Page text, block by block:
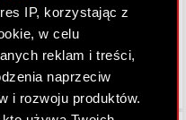
IP, korzystając z
w celu
reklam i treści,
naprzeciw
i rozwoju produktów.